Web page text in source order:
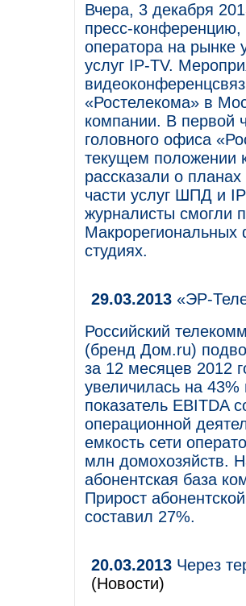
Вчера, 3 декабря
пресс-конференцию,
оператора на рынке
услуг IP-TV.
«Ростелекома» в
компании. В первой
головного офиса
текущем положении
рассказали о
части услуг ШПД и
журналисты смогли
Макрорегиональных
студиях.
29.03.2013 «ЭР-
Российский
(бренд Дом.ru)
за 12 месяцев 2012
увеличилась на
показатель EBITDA
операционной
емкость сети
млн домохозяйств.
абонентская база
Прирост
составил 27%.
20.03.2013 Через
(Новости)